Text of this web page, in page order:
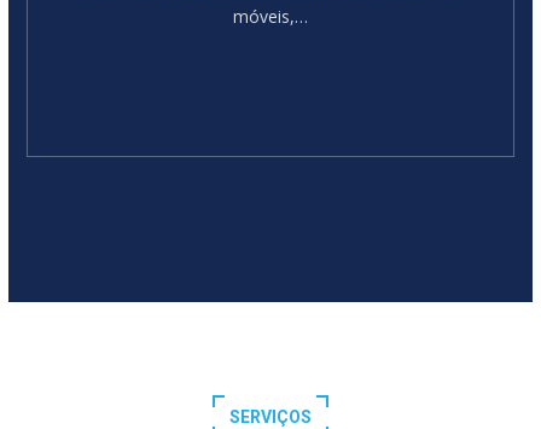
móveis,…
SERVIÇOS